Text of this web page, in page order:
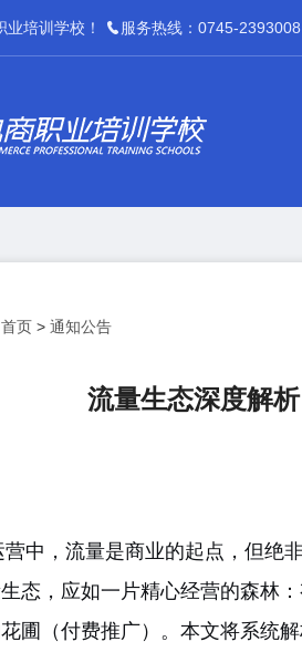
培训学校！ 服务热线：0745-2393008
首页 > 通知公告
流量生态深度解
，流量是商业的起点，但绝非
态，应如一片精心经营的森林
圃（付费推广）。本文将系统